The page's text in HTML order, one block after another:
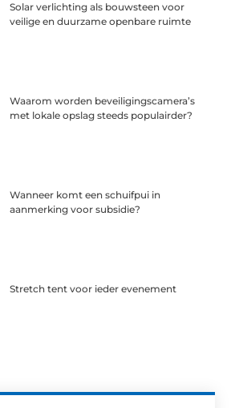
Solar verlichting als bouwsteen voor
veilige en duurzame openbare ruimte
Waarom worden beveiligingscamera’s
met lokale opslag steeds populairder?
Wanneer komt een schuifpui in
aanmerking voor subsidie?
Stretch tent voor ieder evenement